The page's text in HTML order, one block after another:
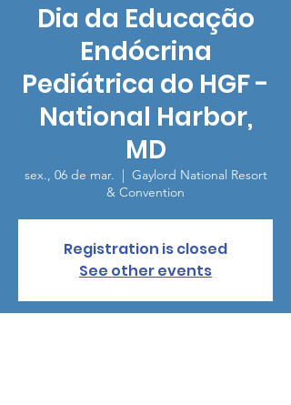
Dia da Educação
Endócrina
Pediátrica do HGF -
National Harbor,
MD
sex., 06 de mar.
  |
Gaylord National Resort
& Convention
Registration is closed
See other events